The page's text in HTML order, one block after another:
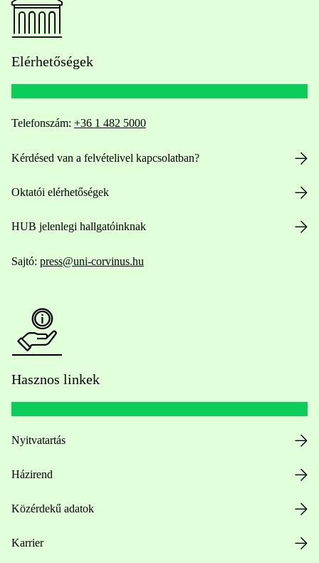
Elérhetőségek
Telefonszám: +36 1 482 5000
Kérdésed van a felvételivel kapcsolatban?
Oktatói elérhetőségek
HUB jelenlegi hallgatóinknak
Sajtó: press@uni-corvinus.hu
Hasznos linkek
Nyitvatartás
Házirend
Közérdekű adatok
Karrier